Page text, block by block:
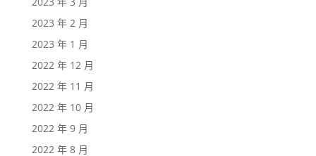
2023 年 2 月
2023 年 1 月
2022 年 12 月
2022 年 11 月
2022 年 10 月
2022 年 9 月
2022 年 8 月